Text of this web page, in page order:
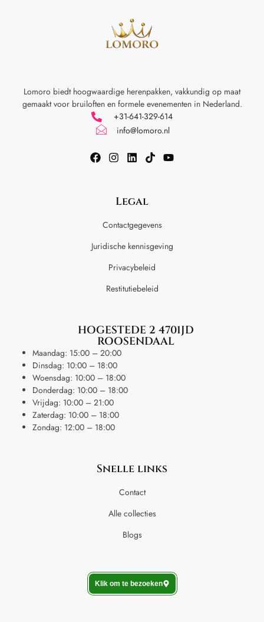
Lomoro biedt hoogwaardige herenpakken, vakkundig op maat
gemaakt voor bruiloften en formele evenementen in Nederland.
+31-641-329-614
info@lomoro.nl
Legal
Contactgegevens
Juridische kennisgeving
Privacybeleid
Restitutiebeleid
HOGESTEDE 2 4701JD
ROOSENDAAL
Maandag: 15:00 – 20:00
Dinsdag: 10:00 – 18:00
Woensdag: 10:00 – 18:00
Donderdag: 10:00 – 18:00
Vrijdag: 10:00 – 21:00
Zaterdag: 10:00 – 18:00
Zondag: 12:00 – 18:00
Snelle links
Contact
Alle collecties
Blogs
Klik om te bezoeken